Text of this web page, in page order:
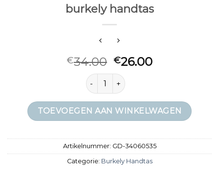
burkely handtas
€34.00 €26.00
burkely handtas aantal
TOEVOEGEN AAN WINKELWAGEN
Artikelnummer: GD-34060535
Categorie: Burkely Handtas